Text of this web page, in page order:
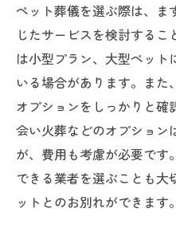
ペット葬儀を選ぶ際は、
じたサービスを検討する
は小型プラン、大型ペット
いる場合があります。また
オプションをしっかりと
会い火葬などのオプション
が、費用も考慮が必要で
できる業者を選ぶことも大
ットとのお別れができます。